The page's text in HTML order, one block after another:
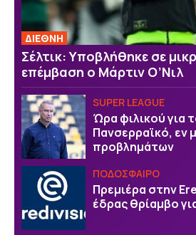
ΔΙΕΘΝΗ
Σέλτικ: Υποβλήθηκε σε
επέμβαση ο Μάρτιν Ο’Νιλ
SUPER LEAGUE
Ώρα φιλικού για
Πανσερραϊκό, εν
προβλημάτων
ΠΟΔΟΣΦΑΙΡΟ
Πρεμιέρα στην
έδρας θρίαμβο